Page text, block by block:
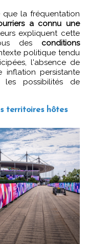
que la fréquentation
a connu une
expliquent cette
des conditions
politique tendu
l'absence de
inflation persistante
possibilités de
territoires hôtes